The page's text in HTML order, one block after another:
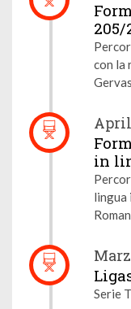
205/
con la
in
lingua
Serie